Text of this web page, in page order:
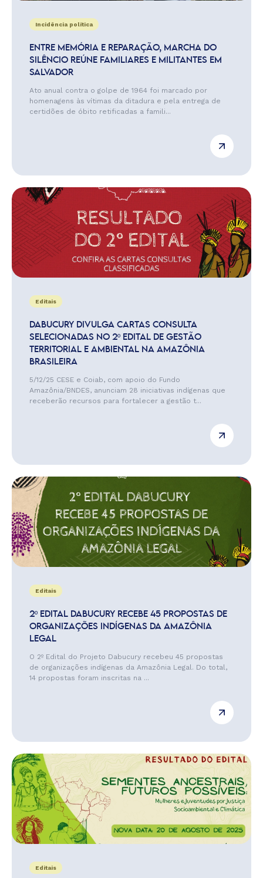
Incidência política
ENTRE MEMÓRIA E REPARAÇÃO, MARCHA DO
SILÊNCIO REÚNE FAMILIARES E MILITANTES EM
SALVADOR
Ato anual contra o golpe de 1964 foi marcado por
homenagens às vítimas da ditadura e pela entrega de
certidões de óbito retificadas a famili...
Editais
DABUCURY DIVULGA CARTAS CONSULTA
SELECIONADAS NO 2º EDITAL DE GESTÃO
TERRITORIAL E AMBIENTAL NA AMAZÔNIA
BRASILEIRA
5/12/25 CESE e Coiab, com apoio do Fundo
Amazônia/BNDES, anunciam 28 iniciativas indígenas que
receberão recursos para fortalecer a gestão t...
Editais
2º EDITAL DABUCURY RECEBE 45 PROPOSTAS DE
ORGANIZAÇÕES INDÍGENAS DA AMAZÔNIA
LEGAL
O 2º Edital do Projeto Dabucury recebeu 45 propostas
de organizações indígenas da Amazônia Legal. Do total,
14 propostas foram inscritas na ...
Editais